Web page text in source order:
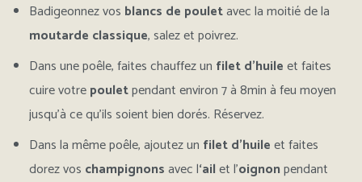
Badigeonnez vos blancs de pouletavec la moitié de la
moutarde classique, salez et poivrez.
Dans une poêle, faites chauffez un filet d’huileet faites
cuire votrepouletpendant environ 7 à 8min à feu moyen
jusqu’à ce qu’ils soient bien dorés. Réservez.
Dans la même poêle, ajoutez un filet d’huileet faites
dorez vos champignonsavec l‘ailet l’oignonpendant